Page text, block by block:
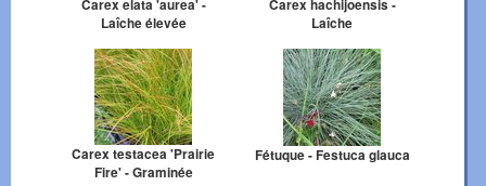
Carex elata 'aurea' -
Laîche élevée
Carex hachijoensis -
Laîche
Carex testacea 'Prairie
Fire' - Graminée
Fétuque - Festuca glauca